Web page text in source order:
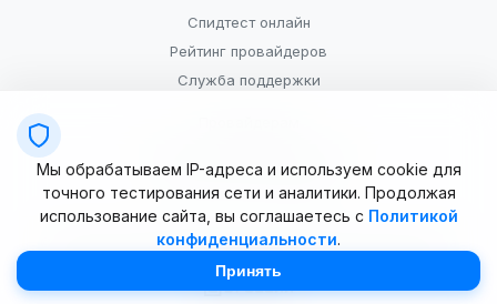
Спидтест онлайн
Рейтинг провайдеров
Служба поддержки
Условия использования
© 2025–2026 OpenSpeedTest (ИП Долматова В.В.). Все права
Мы обрабатываем IP-адреса и используем cookie для
точного тестирования сети и аналитики. Продолжая
использование сайта, вы соглашаетесь с Политикой
конфиденциальности.
Принять